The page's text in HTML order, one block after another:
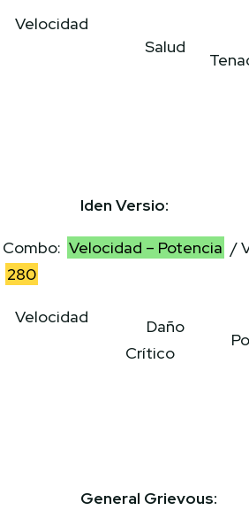
Velocidad
Salud
Iden Versio:
Combo: Velocidad – Potencia /
280
Velocidad
Daño
Crítico
General Grievous: